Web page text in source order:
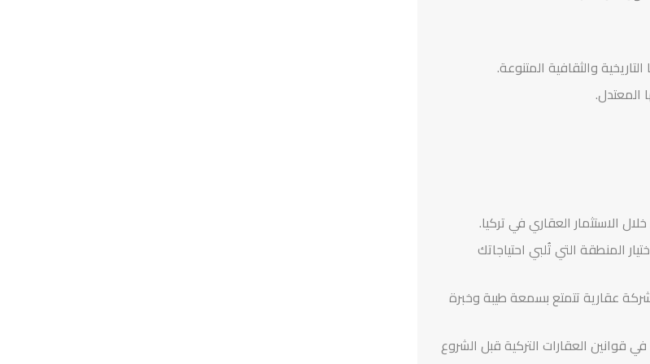
والثقافية المتنوعة.
المعتدل.
الاستثمار العقاري في تركيا.
المنطقة التي تُلبي احتياجاتك
عقارية تتمتع بسمعة طيبة وخبرة
قوانين العقارات التركية قبل الشروع